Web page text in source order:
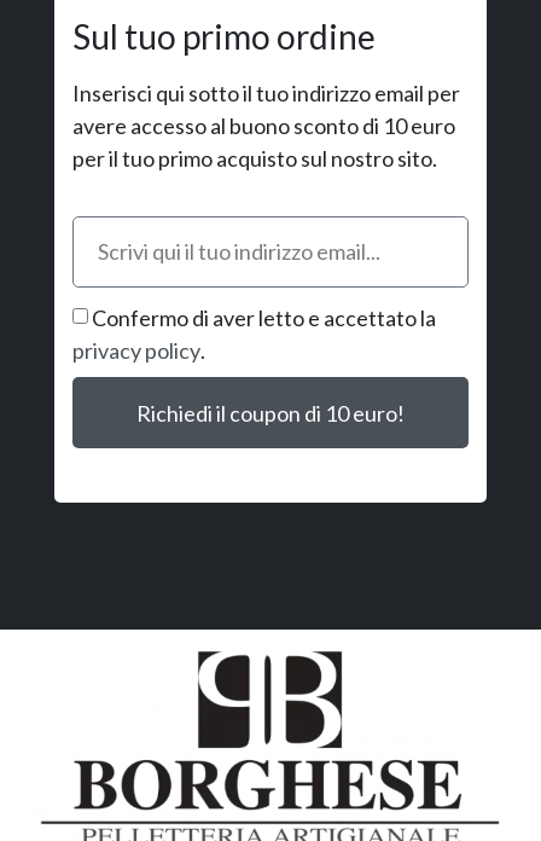
Sul tuo primo ordine
Inserisci qui sotto il tuo indirizzo email per
avere accesso al buono sconto di 10 euro
per il tuo primo acquisto sul nostro sito.
Confermo di aver letto e accettato la
privacy policy.
Richiedi il coupon di 10 euro!